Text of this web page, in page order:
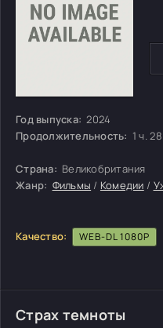
Год выпуска: 2024
Продолжительность: 1 ч.
Страна: Великобритания
Жанр: Фильмы / Комедии /
Качество: WEB-DL 1080P
Страх темноты